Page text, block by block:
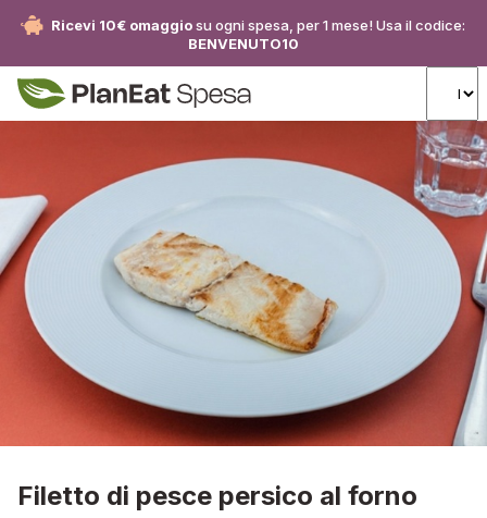
Ricevi 10€ omaggiosu ogni spesa, per 1 mese! Usa il codice:
BENVENUTO10
Filetto di pesce persico al forno